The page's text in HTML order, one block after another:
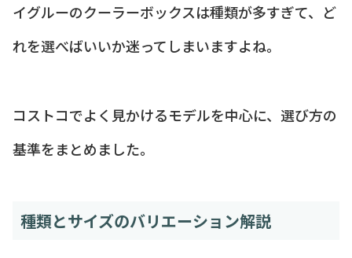
イグルーのクーラーボックスは種類が多すぎて、ど
れを選べばいいか迷ってしまいますよね。
コストコでよく見かけるモデルを中心に、選び方の
基準をまとめました。
種類とサイズのバリエーション解説